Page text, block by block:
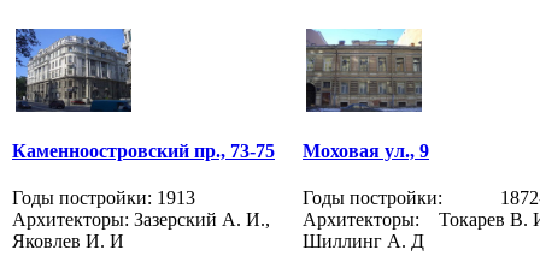
Каменноостровский пр., 73-75
Годы постройки: 1913
Архитекторы: Зазерский А. И.,
Яковлев И. И
Моховая ул., 9
Годы постройки: 1872-
Архитекторы: Токарев В.
Шиллинг А. Д